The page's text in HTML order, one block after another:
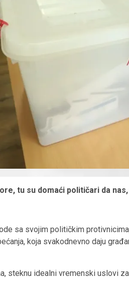
tu su domaći političari da
sa svojim političkim
koja svakodnevno daju
steknu idealni vremenski uslovi